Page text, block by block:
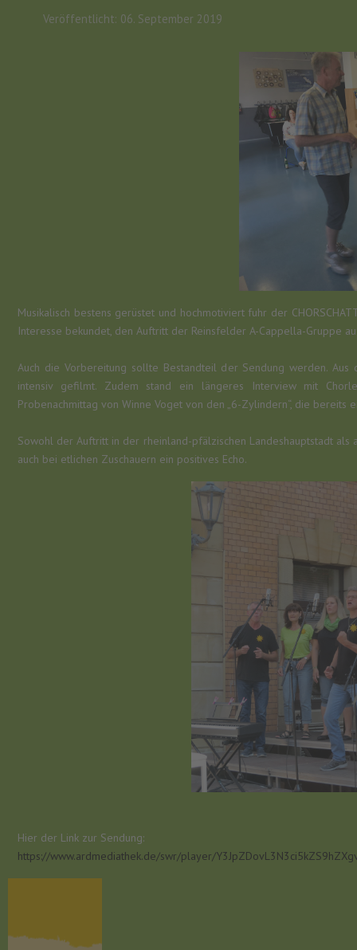
Veröffentlicht: 06. September 2019
Musikalisch bestens gerüstet und hochmotiviert fuhr der
Interesse bekundet, den Auftritt der Reinsfelder A-Cappella-Gruppe
Auch die Vorbereitung sollte Bestandteil der Sendung werden.
intensiv gefilmt. Zudem stand ein längeres Interview mit
Probenachmittag von Winne Voget von den „6-Zylindern“, die bereits
Sowohl der Auftritt in der rheinland-pfälzischen Landeshauptstadt
auch bei etlichen Zuschauern ein positives Echo.
Hier der Link zur Sendung:
https://www.ardmediathek.de/swr/player/